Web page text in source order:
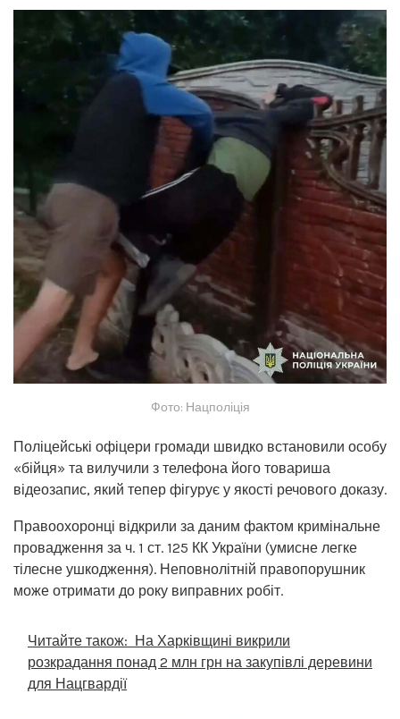
Фото: Нацполіція
Поліцейські офіцери громади швидко встановили особу
«бійця» та вилучили з телефона його товариша
відеозапис, який тепер фігурує у якості речового доказу.
Правоохоронці відкрили за даним фактом кримінальне
провадження за ч. 1 ст. 125 КК України (умисне легке
тілесне ушкодження). Неповнолітній правопорушник
може отримати до року виправних робіт.
Читайте також: На Харківщині викрили
розкрадання понад 2 млн грн на закупівлі деревини
для Нацгвардії